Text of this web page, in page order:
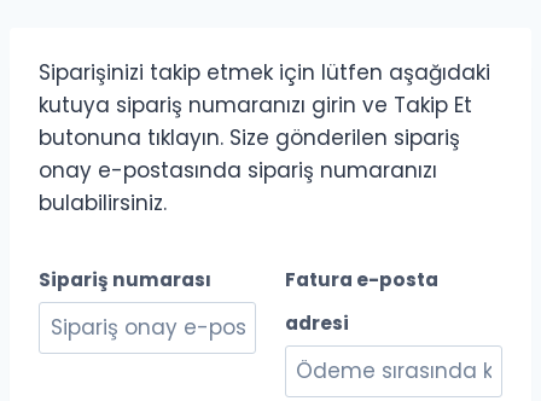
Siparişinizi takip etmek için lütfen aşağıdaki
kutuya sipariş numaranızı girin ve Takip Et
butonuna tıklayın. Size gönderilen sipariş
onay e-postasında sipariş numaranızı
bulabilirsiniz.
Sipariş numarası
Fatura e-posta
adresi